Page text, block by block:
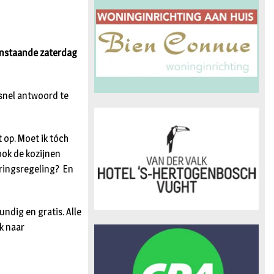
zaterdag
antwoord te
Moet ik tóch
de kozijnen
En
en gratis. Alle
naar
n